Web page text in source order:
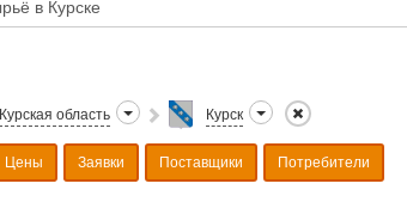
Курская область Курск
Цены Заявки Поставщики Потребители